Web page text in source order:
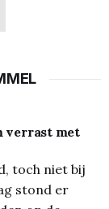
verrast met
toch niet bij
stond er